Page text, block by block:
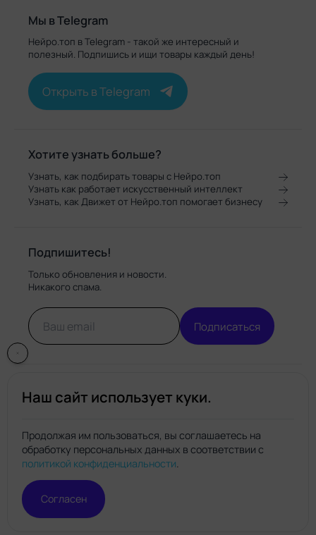
Мы в Telegram
Нейро.топ в Telegram - такой же интересный и
полезный. Подпишись и ищи товары каждый день!
Открыть в Telegram
Хотите узнать больше?
Узнать, как подбирать товары с Нейро.топ
Узнать как работает искусственный интеллект
Узнать, как Движет от Нейро.топ помогает бизнесу
Подпишитесь!
Только обновления и новости.
Никакого спама.
Подписаться
Нейро.топ
© Нейро.топ 2026. Все права защищены.
Политика конфиденциальности
сайтом
Наш сайт использует куки.
Продолжая им пользоваться, вы соглашаетесь на
обработку персональных данных в соответствии с
политикой конфиденциальности.
Согласен